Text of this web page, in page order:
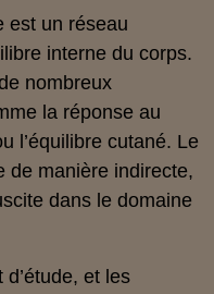
est un réseau
interne du corps.
nombreux
la réponse au
l’équilibre cutané. Le
de manière indirecte,
dans le domaine
et les